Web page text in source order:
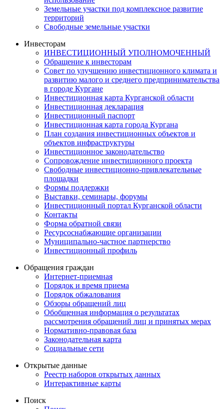
Земельные участки под комплексное развитие
территорий
Свободные земельные участки
Инвесторам
ИНВЕСТИЦИОННЫЙ УПОЛНОМОЧЕННЫЙ
Обращение к инвесторам
Совет по улучшению инвестиционного климата и
развитию малого и среднего предпринимательства
в городе Кургане
Инвестиционная карта Курганской области
Инвестиционная декларация
Инвестиционный паспорт
Инвестиционная карта города Кургана
План создания инвестиционных объектов и
объектов инфраструктуры
Инвестиционное законодательство
Сопровождение инвестиционного проекта
Свободные инвестиционно-привлекательные
площадки
Формы поддержки
Выставки, семинары, форумы
Инвестиционный портал Курганской области
Контакты
Форма обратной связи
Ресурсоснабжающие организации
Муниципально-частное партнерство
Инвестиционный профиль
Обращения граждан
Интернет-приемная
Порядок и время приема
Порядок обжалования
Обзоры обращений лиц
Обобщенная информация о результатах
рассмотрения обращений лиц и принятых мерах
Нормативно-правовая база
Законодательная карта
Социальные сети
Открытые данные
Реестр наборов открытых данных
Интерактивные карты
Поиск